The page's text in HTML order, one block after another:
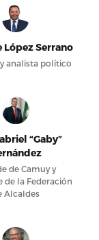
López Serrano
analista político
“Gaby”
de Camuy y
de la Federación
Alcaldes